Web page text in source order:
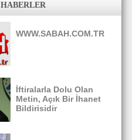
WWW.SABAH.COM.TR
İftiralarla Dolu Olan
Metin, Açık Bir İhanet
Bildirisidir